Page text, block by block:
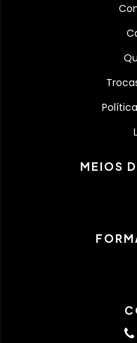
MEIOS